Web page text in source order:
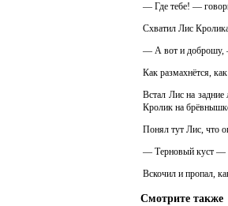
— Где тебе! —
Схватил Лис
— А вот и доброшу,
Как размахнётся,
Встал Лис на
Кролик на
Понял тут Лис, что
— Терновый куст —
Вскочил и пропал,
Смотрите также